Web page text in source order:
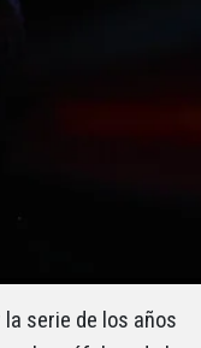
serie de los años